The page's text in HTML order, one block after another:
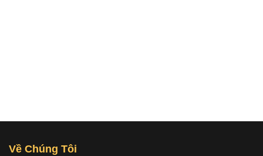
Về Chúng Tôi